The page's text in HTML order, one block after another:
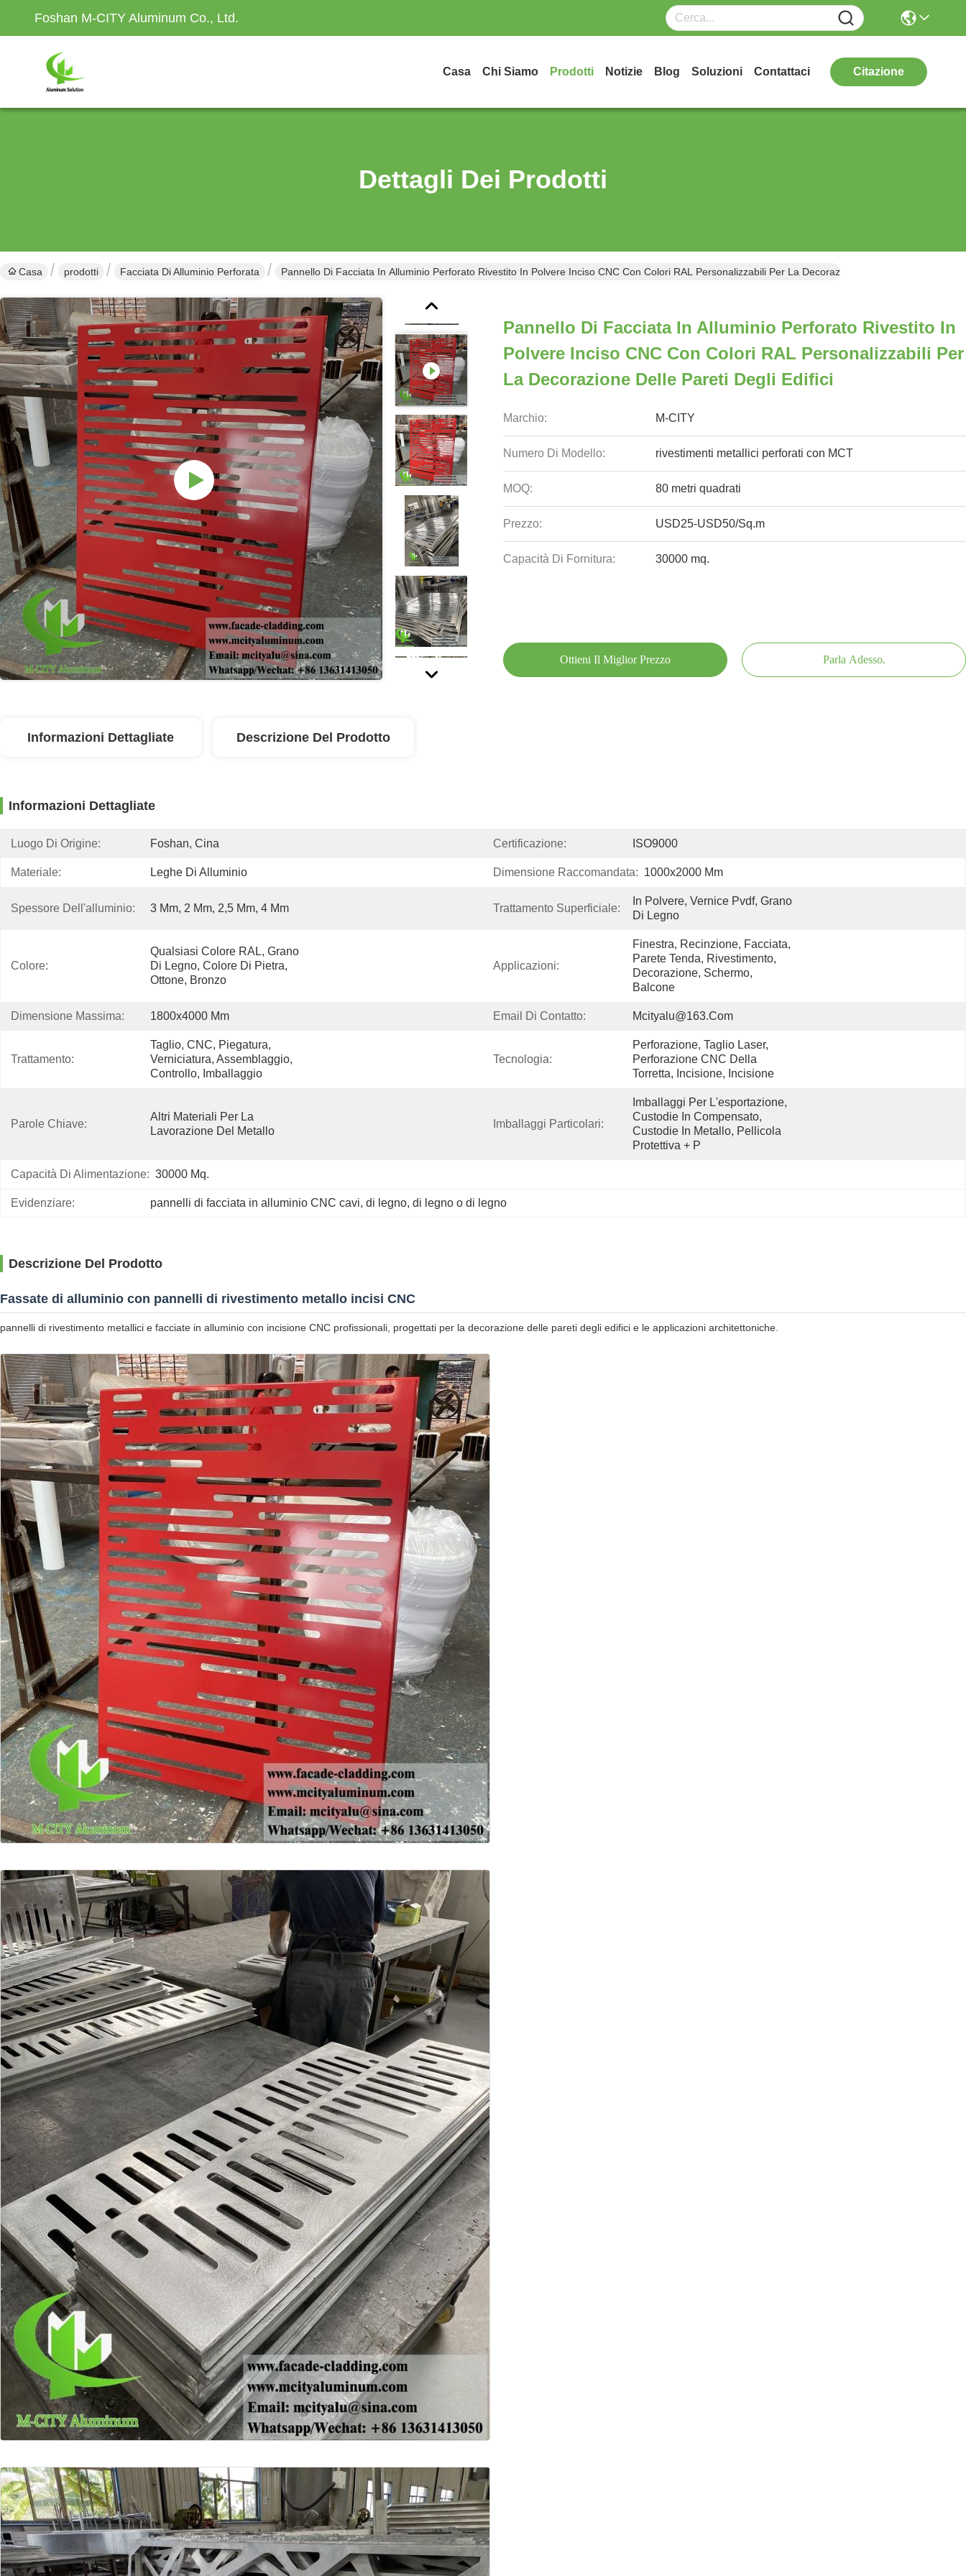
Foshan M-CITY Aluminum Co., Ltd.
Casa Chi Siamo Prodotti Notizie Blog Soluzioni Contattaci Citazione
Dettagli Dei Prodotti
Casa prodotti Facciata Di Alluminio Perforata Pannello Di Facciata In Alluminio Perforato Rivestito In Polvere Inciso CNC Con Colori RAL Personalizzabili Per La Decorazione Delle Pareti Degli
Pannello Di Facciata In Alluminio Perforato Rivestito In
Polvere Inciso CNC Con Colori RAL Personalizzabili Per
La Decorazione Delle Pareti Degli Edifici
Marchio: M-CITY
Numero Di Modello: rivestimenti metallici perforati con MCT
MOQ: 80 metri quadrati
Prezzo: USD25-USD50/Sq.m
Capacità Di Fornitura: 30000 mq.
Ottieni Il Miglior Prezzo Parla Adesso.
Informazioni Dettagliate Descrizione Del Prodotto
Informazioni Dettagliate
Luogo Di Origine: Foshan, Cina Certificazione: ISO9000
Materiale: Leghe Di Alluminio Dimensione Raccomandata: 1000x2000 Mm
Spessore Dell'alluminio: 3 Mm, 2 Mm, 2,5 Mm, 4 Mm Trattamento Superficiale:
In Polvere, Vernice Pvdf, Grano
Di Legno
Colore:
Qualsiasi Colore RAL, Grano
Di Legno, Colore Di Pietra,
Ottone, Bronzo
Applicazioni:
Finestra, Recinzione, Facciata,
Parete Tenda, Rivestimento,
Decorazione, Schermo,
Balcone
Dimensione Massima: 1800x4000 Mm Email Di Contatto: Mcityalu@163.com
Trattamento:
Taglio, CNC, Piegatura,
Verniciatura, Assemblaggio,
Controllo, Imballaggio
Tecnologia:
Perforazione, Taglio Laser,
Perforazione CNC Della
Torretta, Incisione, Incisione
Parole Chiave:
Altri Materiali Per La
Lavorazione Del Metallo
Imballaggi Particolari:
Imballaggi Per L'esportazione,
Custodie In Compensato,
Custodie In Metallo, Pellicola
Protettiva + P
Capacità Di Alimentazione: 30000 Mq.
Evidenziare: pannelli di facciata in alluminio CNC cavi, di legno, di legno o di legno
Descrizione Del Prodotto
Fassate di alluminio con pannelli di rivestimento metallo incisi CNC
pannelli di rivestimento metallici e facciate in alluminio con incisione CNC profissionali, progettati per la decorazione delle pareti degli edifici e le applicazioni architettoniche.